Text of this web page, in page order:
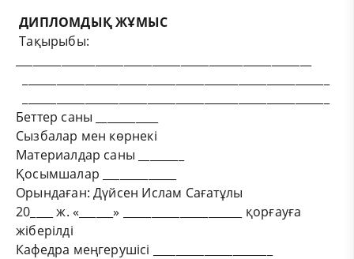
ДИПЛОМДЫҚ ЖҰМЫС
Тақырыбы:
Беттер саны ___________
Сызбалар мен көрнекі
Материалдар саны ________
Қосымшалар _____________
Орындаған: Дүйсен Ислам Сағатұлы
20____ ж. «______» _____________________ қорғауға
жіберілді
Кафедра меңгерушісі _____________________